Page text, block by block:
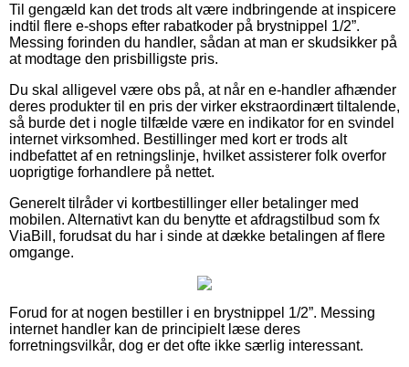
Til gengæld kan det trods alt være indbringende at inspicere
indtil flere e-shops efter rabatkoder på brystnippel 1/2”.
Messing forinden du handler, sådan at man er skudsikker på
at modtage den prisbilligste pris.
Du skal alligevel være obs på, at når en e-handler afhænder
deres produkter til en pris der virker ekstraordinært tiltalende,
så burde det i nogle tilfælde være en indikator for en svindel
internet virksomhed. Bestillinger med kort er trods alt
indbefattet af en retningslinje, hvilket assisterer folk overfor
uoprigtige forhandlere på nettet.
Generelt tilråder vi kortbestillinger eller betalinger med
mobilen. Alternativt kan du benytte et afdragstilbud som fx
ViaBill, forudsat du har i sinde at dække betalingen af flere
omgange.
Forud for at nogen bestiller i en brystnippel 1/2”. Messing
internet handler kan de principielt læse deres
forretningsvilkår, dog er det ofte ikke særlig interessant.